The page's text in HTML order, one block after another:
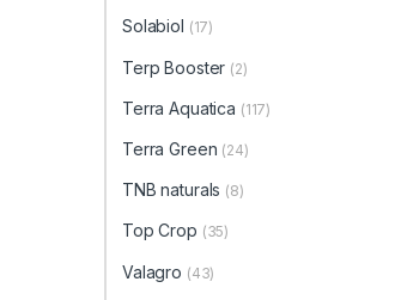
Solabiol (17)
Terp Booster (2)
Terra Aquatica (117)
Terra Green (24)
TNB naturals (8)
Top Crop (35)
Valagro (43)